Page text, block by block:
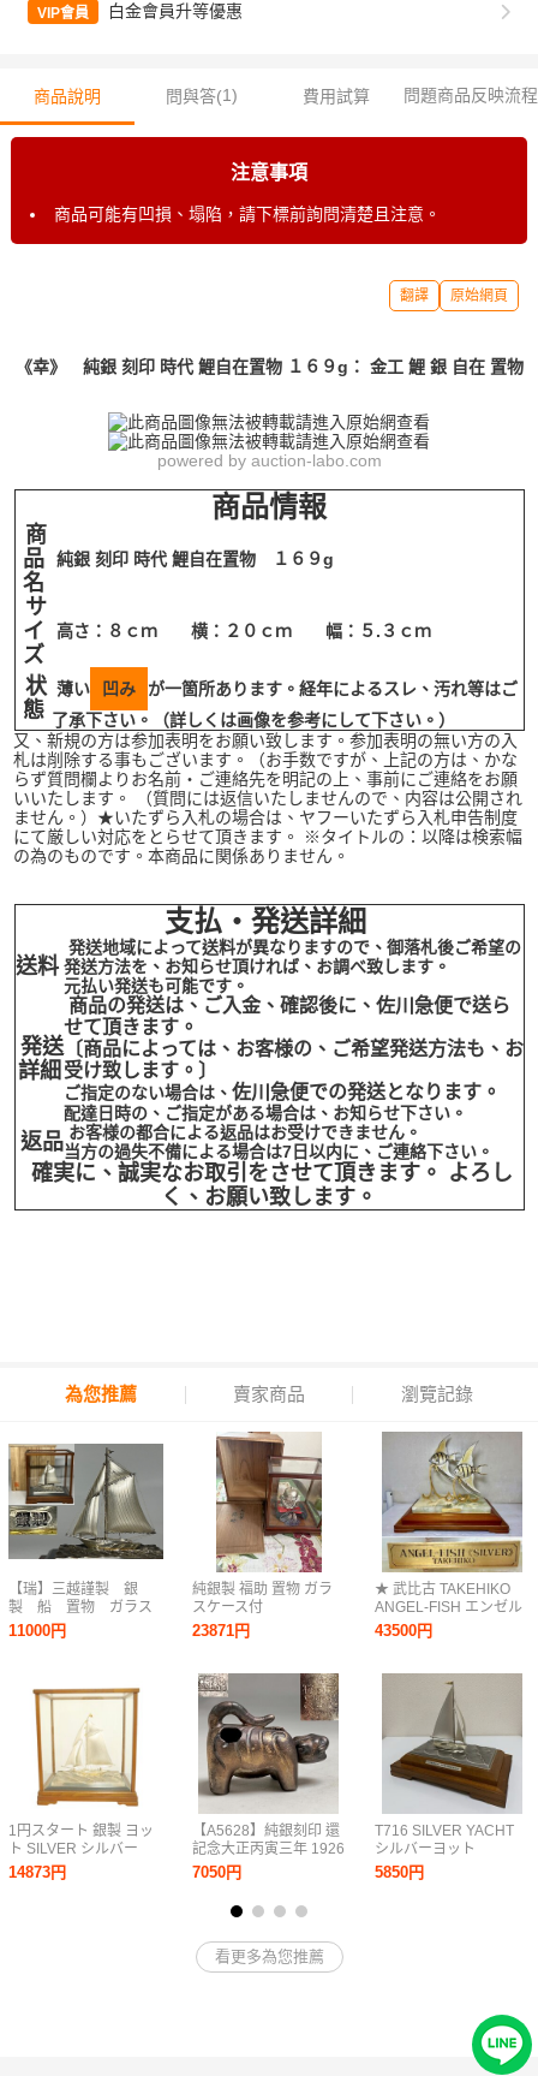
VIP會員 白金會員升等優惠
商品說明 問與答(1) 費用試算 問題商品反映流程
注意事項
商品可能有凹損、塌陷，請下標前詢問清楚且注意。
翻譯 原始網頁
《幸》 純銀 刻印 時代 鯉自在置物 １６９g： 金工 鯉 銀 自在 置物
powered by auction-labo.com
商品情報
商
品
名
純銀 刻印 時代 鯉自在置物 １６９g
サ
イ
ズ
高さ：８ｃｍ 横：２０ｃｍ 幅：５.３ｃｍ
状
態
薄い 凹み
が一箇所あります。経年によるスレ、汚れ等はご
了承下さい。（詳しくは画像を参考にして下さい。）
又、新規の方は参加表明をお願い致します。参加表明の無い方の入
札は削除する事もございます。（お手数ですが、上記の方は、かな
らず質問欄よりお名前・ご連絡先を明記の上、事前にご連絡をお願
いいたします。 （質問には返信いたしませんので、内容は公開され
ません。）★いたずら入札の場合は、ヤフーいたずら入札申告制度
にて厳しい対応をとらせて頂きます。 ※タイトルの：以降は検索幅
の為のものです。本商品に関係ありません。
支払・発送詳細
送料
発送地域によって送料が異なりますので、御落札後ご希望の
発送方法を、お知らせ頂ければ、お調べ致します。
元払い発送も可能です。
発送
詳細
商品の発送は、ご入金、確認後に、佐川急便で送ら
せて頂きます。
〔商品によっては、お客様の、ご希望発送方法も、お
受け致します。〕
ご指定のない場合は、 佐川急便での発送となります。
配達日時の、ご指定がある場合は、お知らせ下さい。
返品 お客様の都合による返品はお受けできません。
当方の過失不備による場合は7日以内に、ご連絡下さい。
確実に、誠実なお取引をさせて頂きます。 よろし
く、お願い致します。
為您推薦 賣家商品 瀏覽記錄
【瑞】三越謹製 銀
製 船 置物 ガラス
ケース付 共箱 重
さ：５２ｇ
11000円
1円スタート 銀製 ヨッ
ト SILVER シルバー
970刻印 ガラスケース
付 帆船 銀舟 銀船 置物
14873円
純銀製 福助 置物 ガラ
スケース付
23871円
【A5628】純銀刻印 還
記念大正丙寅三年 1926
年 張り子 虎 置物 金工
美術品 箱付 総重量約
75.7g リング欠品
7050円
★ 武比古 TAKEHIKO
ANGEL-FISH エンゼル
フィッシュ SILVER
960 シルバー 銀製 置物
43500円
T716 SILVER YACHT
シルバーヨット
TAKEHIKO 武比古 銀製
985 シルバー 置物 イン
5850円
看更多為您推薦